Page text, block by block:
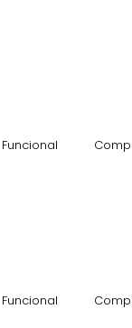
Funcional
Funcional